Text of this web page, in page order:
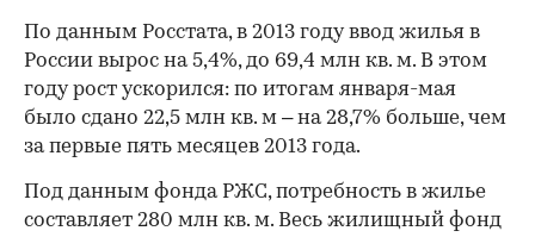
По данным Росстата, в 2013 году ввод жилья в
России вырос на 5,4%, до 69,4 млн кв. м. В этом
году рост ускорился: по итогам января-мая
было сдано 22,5 млн кв. м – на 28,7% больше, чем
за первые пять месяцев 2013 года.
Под данным фонда РЖС, потребность в жилье
составляет 280 млн кв. м. Весь жилищный фонд